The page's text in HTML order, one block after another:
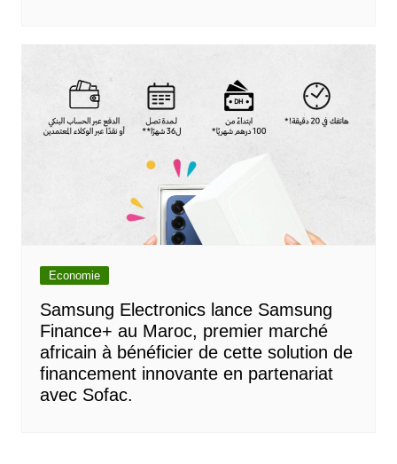
Economie
Samsung Electronics lance Samsung
Finance+ au Maroc, premier marché
africain à bénéficier de cette solution de
financement innovante en partenariat
avec Sofac.